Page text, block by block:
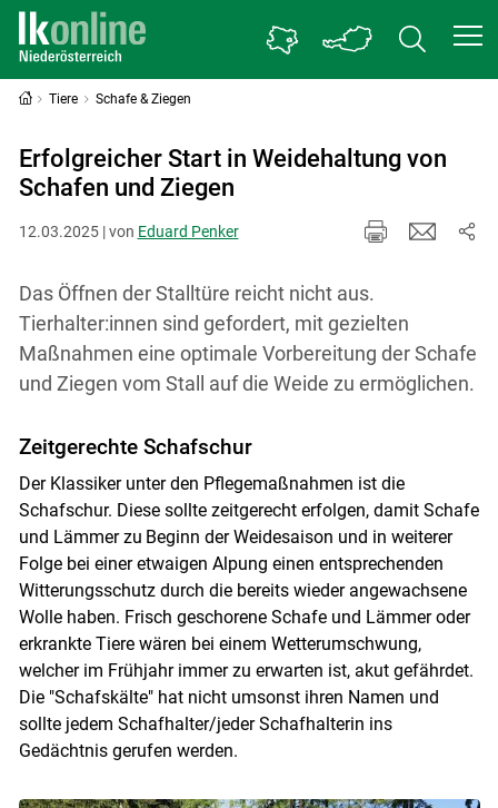
Tiere Schafe & Ziegen
Erfolgreicher Start in Weidehaltung von
Schafen und Ziegen
12.03.2025 | von Eduard Penker
Das Öffnen der Stalltüre reicht nicht aus.
Tierhalter:innen sind gefordert, mit gezielten
Maßnahmen eine optimale Vorbereitung der Schafe
und Ziegen vom Stall auf die Weide zu ermöglichen.
Zeitgerechte Schafschur
Der Klassiker unter den Pflegemaßnahmen ist die
Schafschur. Diese sollte zeitgerecht erfolgen, damit Schafe
und Lämmer zu Beginn der Weidesaison und in weiterer
Folge bei einer etwaigen Alpung einen entsprechenden
Witterungsschutz durch die bereits wieder angewachsene
Wolle haben. Frisch geschorene Schafe und Lämmer oder
erkrankte Tiere wären bei einem Wetterumschwung,
welcher im Frühjahr immer zu erwarten ist, akut gefährdet.
Die "Schafskälte" hat nicht umsonst ihren Namen und
sollte jedem Schafhalter/jeder Schafhalterin ins
Gedächtnis gerufen werden.